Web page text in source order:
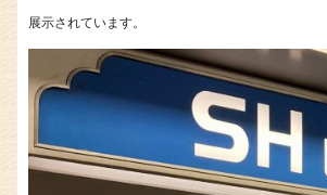
展示されています。